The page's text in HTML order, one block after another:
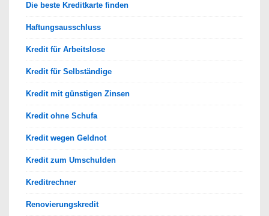
Die beste Kreditkarte finden
Haftungsausschluss
Kredit für Arbeitslose
Kredit für Selbständige
Kredit mit günstigen Zinsen
Kredit ohne Schufa
Kredit wegen Geldnot
Kredit zum Umschulden
Kreditrechner
Renovierungskredit